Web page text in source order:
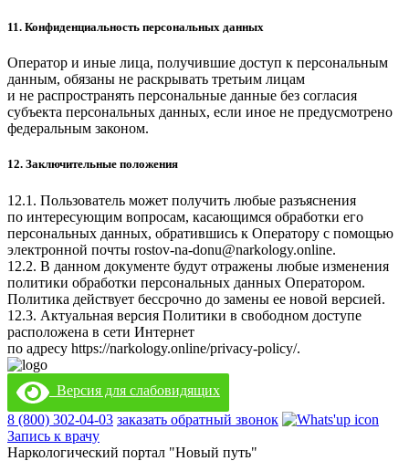
11. Конфиденциальность персональных данных
Оператор и иные лица, получившие доступ к персональным
данным, обязаны не раскрывать третьим лицам
и не распространять персональные данные без согласия
субъекта персональных данных, если иное не предусмотрено
федеральным законом.
12. Заключительные положения
12.1. Пользователь может получить любые разъяснения
по интересующим вопросам, касающимся обработки его
персональных данных, обратившись к Оператору с помощью
электронной почты rostov-na-donu@narkology.online.
12.2. В данном документе будут отражены любые изменения
политики обработки персональных данных Оператором.
Политика действует бессрочно до замены ее новой версией.
12.3. Актуальная версия Политики в свободном доступе
расположена в сети Интернет
по адресу https://narkology.online/privacy-policy/.
Версия для слабовидящих
8 (800) 302-04-03 заказать обратный звонок
Запись к врачу
Наркологический портал "Новый путь"